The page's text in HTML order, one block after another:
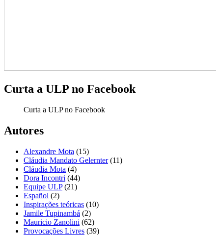
Curta a ULP no Facebook
Curta a ULP no Facebook
Autores
Alexandre Mota (15)
Cláudia Mandato Gelernter(11)
Cláudia Mota (4)
Dora Incontri (44)
Equipe ULP(21)
Español (2)
Inspirações teóricas (10)
Jamile Tupinambá (2)
Mauricio Zanolini (62)
Provocações Livres (39)